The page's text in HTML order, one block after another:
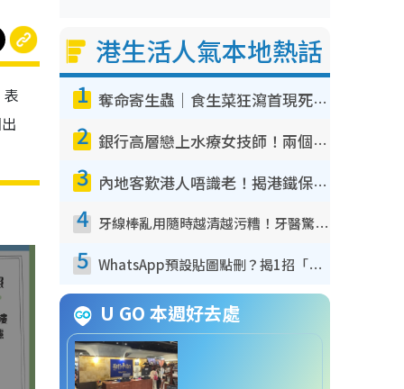
港生活人氣本地熱話
1 奪命寄生蟲｜食生菜狂瀉首現死者！疫潮惡化錄1.8萬宗病例 揭洗菜3大謬誤
2 銀行高層戀上水療女技師！兩個月借128萬驚覺「沉船」沉落火海 揭背後疑似邪教操控賣淫
3 內地客歎港人唔識老！揭港鐵保鮮級冷氣 港人求放過：咪投訴
4 牙線棒亂用隨時越清越污糟！牙醫驚揭盲目過戶細菌恐致蛀牙：呢種先係日常真保養
5 WhatsApp預設貼圖點刪？揭1招「反向操作」還原簡潔介面 附3步實測教學
U GO 本週好去處